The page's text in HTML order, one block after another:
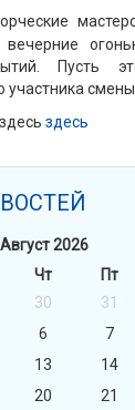
вечерние
Пусть
здесь
Август2026
Чт Пт
30 31
6 7
13 14
20 21